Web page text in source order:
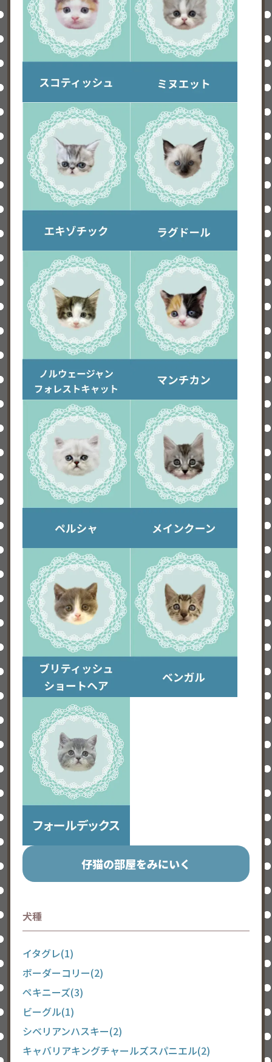
仔猫の部屋をみにいく
犬種
イタグレ(1)
ボーダーコリー(2)
ペキニーズ(3)
ビーグル(1)
シベリアンハスキー(2)
キャバリアキングチャールズスパニエル(2)